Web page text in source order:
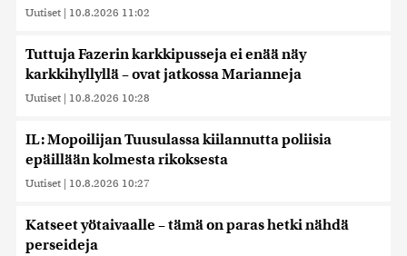
Uutiset | 10.8.2026 11:02
Tuttuja Fazerin karkkipusseja ei enää näy
karkkihyllyllä – ovat jatkossa Marianneja
Uutiset | 10.8.2026 10:28
IL: Mopoilijan Tuusulassa kiilannutta poliisia
epäillään kolmesta rikoksesta
Uutiset | 10.8.2026 10:27
Katseet yötaivaalle – tämä on paras hetki nähdä
perseideja